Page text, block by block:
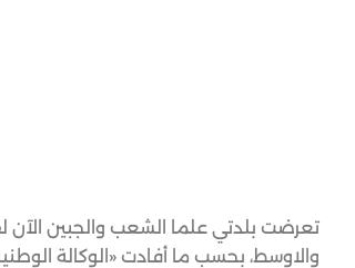
تعرضت بلدتي علما الشعب والجبين
والاوسط، بحسب ما أفادت «الوكالة